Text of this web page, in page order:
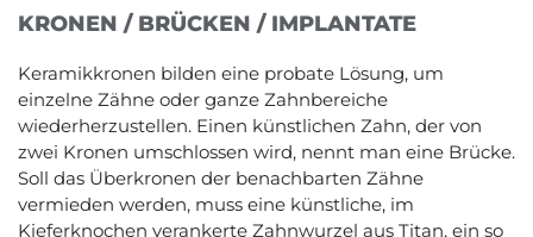
KRONEN / BRÜCKEN / IMPLANTATE
Keramikkronen bilden eine probate Lösung, um
einzelne Zähne oder ganze Zahnbereiche
wiederherzustellen. Einen künstlichen Zahn, der von
zwei Kronen umschlossen wird, nennt man eine Brücke.
Soll das Überkronen der benachbarten Zähne
vermieden werden, muss eine künstliche, im
Kieferknochen verankerte Zahnwurzel aus Titan, ein so